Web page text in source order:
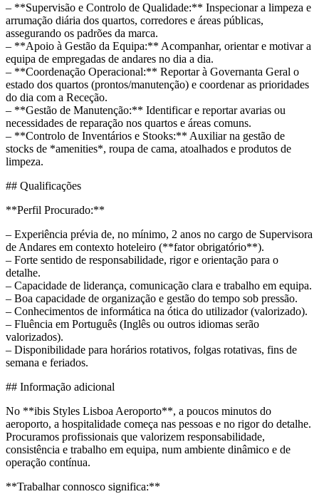
– **Supervisão e Controlo de Qualidade:** Inspecionar a limpeza e
arrumação diária dos quartos, corredores e áreas públicas,
assegurando os padrões da marca.
– **Apoio à Gestão da Equipa:** Acompanhar, orientar e motivar a
equipa de empregadas de andares no dia a dia.
– **Coordenação Operacional:** Reportar à Governanta Geral o
estado dos quartos (prontos/manutenção) e coordenar as prioridades
do dia com a Receção.
– **Gestão de Manutenção:** Identificar e reportar avarias ou
necessidades de reparação nos quartos e áreas comuns.
– **Controlo de Inventários e Stooks:** Auxiliar na gestão de
stocks de *amenities*, roupa de cama, atoalhados e produtos de
limpeza.
## Qualificações
**Perfil Procurado:**
– Experiência prévia de, no mínimo, 2 anos no cargo de Supervisora
de Andares em contexto hoteleiro (**fator obrigatório**).
– Forte sentido de responsabilidade, rigor e orientação para o
detalhe.
– Capacidade de liderança, comunicação clara e trabalho em equipa.
– Boa capacidade de organização e gestão do tempo sob pressão.
– Conhecimentos de informática na ótica do utilizador (valorizado).
– Fluência em Português (Inglês ou outros idiomas serão
valorizados).
– Disponibilidade para horários rotativos, folgas rotativas, fins de
semana e feriados.
## Informação adicional
No **ibis Styles Lisboa Aeroporto**, a poucos minutos do
aeroporto, a hospitalidade começa nas pessoas e no rigor do detalhe.
Procuramos profissionais que valorizem responsabilidade,
consistência e trabalho em equipa, num ambiente dinâmico e de
operação contínua.
**Trabalhar connosco significa:**